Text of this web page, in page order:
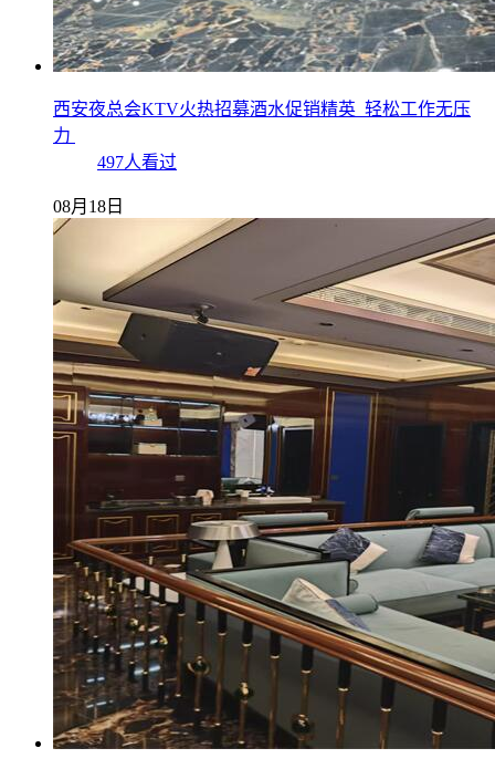
西安夜总会KTV火热招募酒水促销精英_轻松工作无压
力
497人看过
08月18日